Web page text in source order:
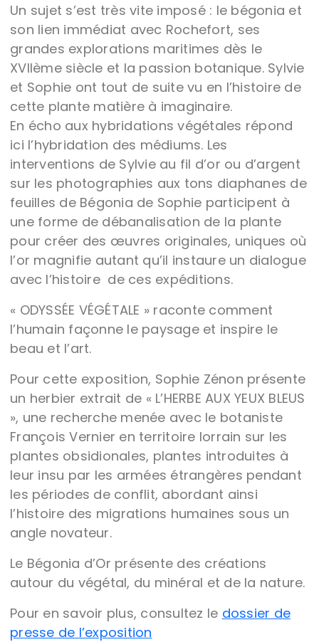
Un sujet s’est très vite imposé : le bégonia et
son lien immédiat avec Rochefort, ses
grandes explorations maritimes dès le
XVIIème siècle et la passion botanique. Sylvie
et Sophie ont tout de suite vu en l’histoire de
cette plante matière à imaginaire.
En écho aux hybridations végétales répond
ici l’hybridation des médiums. Les
interventions de Sylvie au fil d’or ou d’argent
sur les photographies aux tons diaphanes de
feuilles de Bégonia de Sophie participent à
une forme de débanalisation de la plante
pour créer des œuvres originales, uniques où
l’or magnifie autant qu’il instaure un dialogue
avec l’histoire de ces expéditions.
« ODYSSÉE VÉGÉTALE » raconte comment
l’humain façonne le paysage et inspire le
beau et l’art.
Pour cette exposition, Sophie Zénon présente
un herbier extrait de « L’HERBE AUX YEUX BLEUS
», une recherche menée avec le botaniste
François Vernier en territoire lorrain sur les
plantes obsidionales, plantes introduites à
leur insu par les armées étrangères pendant
les périodes de conflit, abordant ainsi
l’histoire des migrations humaines sous un
angle novateur.
Le Bégonia d’Or présente des créations
autour du végétal, du minéral et de la nature.
Pour en savoir plus, consultez le dossier de
presse de l’exposition